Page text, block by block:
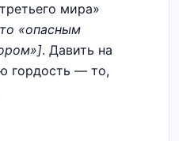
мира»
«опасным
. Давить на
гордость — то,